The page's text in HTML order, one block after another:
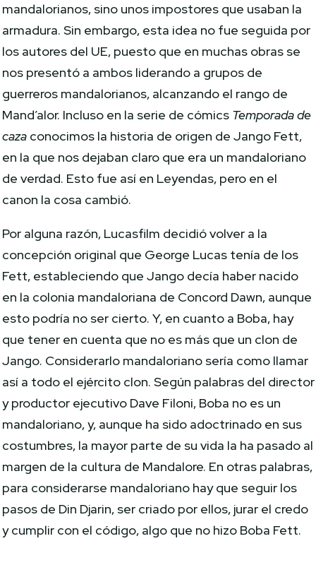
mandalorianos, sino unos impostores que usaban la
armadura. Sin embargo, esta idea no fue seguida por
los autores del UE, puesto que en muchas obras se
nos presentó a ambos liderando a grupos de
guerreros mandalorianos, alcanzando el rango de
Mand’alor. Incluso en la serie de cómics Temporada de
caza conocimos la historia de origen de Jango Fett,
en la que nos dejaban claro que era un mandaloriano
de verdad. Esto fue así en Leyendas, pero en el
canon la cosa cambió.
Por alguna razón, Lucasfilm decidió volver a la
concepción original que George Lucas tenía de los
Fett, estableciendo que Jango decía haber nacido
en la colonia mandaloriana de Concord Dawn, aunque
esto podría no ser cierto. Y, en cuanto a Boba, hay
que tener en cuenta que no es más que un clon de
Jango. Considerarlo mandaloriano sería como llamar
así a todo el ejército clon. Según palabras del director
y productor ejecutivo Dave Filoni, Boba no es un
mandaloriano, y, aunque ha sido adoctrinado en sus
costumbres, la mayor parte de su vida la ha pasado al
margen de la cultura de Mandalore. En otras palabras,
para considerarse mandaloriano hay que seguir los
pasos de Din Djarin, ser criado por ellos, jurar el credo
y cumplir con el código, algo que no hizo Boba Fett.